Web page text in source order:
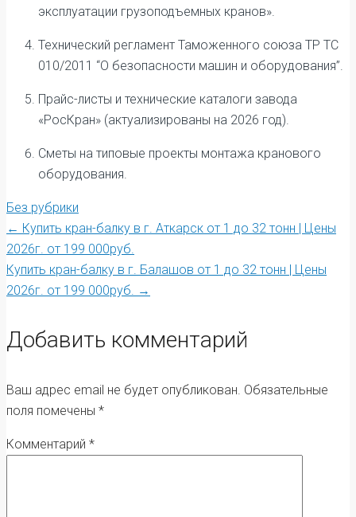
эксплуатации грузоподъемных кранов».
Технический регламент Таможенного союза ТР ТС
010/2011 “О безопасности машин и оборудования”.
Прайс-листы и технические каталоги завода
«РосКран» (актуализированы на 2026 год).
Сметы на типовые проекты монтажа кранового
оборудования.
Без рубрики
Post
navigation
← Купить кран-балку в г. Аткарск от 1 до 32 тонн | Цены
2026г. от 199 000руб.
Купить кран-балку в г. Балашов от 1 до 32 тонн | Цены
2026г. от 199 000руб. →
Добавить комментарий
Ваш адрес email не будет опубликован. Обязательные
поля помечены *
Комментарий *